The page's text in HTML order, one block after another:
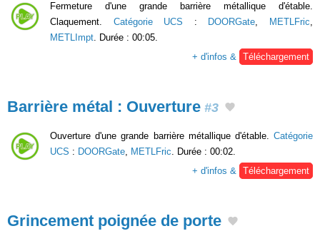
Fermeture d'une grande barrière métallique d'étable.
Claquement. Catégorie UCS : DOORGate, METLFric,
METLImpt. Durée : 00:05.
+ d'infos & Téléchargement
Barrière métal : Ouverture #3
Ouverture d'une grande barrière métallique d'étable. Catégorie
UCS : DOORGate, METLFric. Durée : 00:02.
+ d'infos & Téléchargement
Grincement poignée de porte